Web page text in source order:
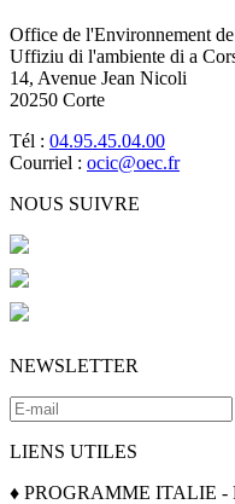
Office de l'Environnement
Uffiziu di l'ambiente di a
14, Avenue Jean Nicoli
20250 Corte
Tél : 04.95.45.04.00
Courriel : ocic@oec.fr
NOUS SUIVRE
NEWSLETTER
LIENS UTILES
♦ PROGRAMME ITALIE